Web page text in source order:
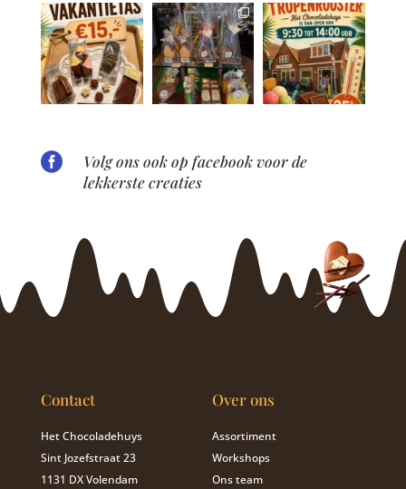

Volg ons ook op facebook voor de
lekkerste creaties
Contact
Het Chocoladehuys
Sint Jozefstraat 23
1131 DX Volendam
Over ons
Assortiment
Workshops
Ons team